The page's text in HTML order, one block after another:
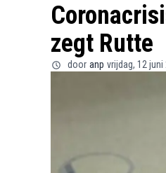
zegt Rutte
door anp vrijdag, 12